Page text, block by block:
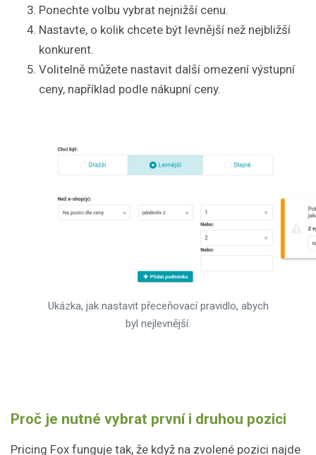
Ponechte volbu vybrat nejnižší cenu.
Nastavte, o kolik chcete být levnější než nejbližší
konkurent.
Volitelně můžete nastavit další omezení výstupní
ceny, například podle nákupní ceny.
Ukázka, jak nastavit přeceňovací pravidlo, abych
byl nejlevnější.
Proč je nutné vybrat první i druhou pozici
Pricing Fox funguje tak, že když na zvolené pozici najde